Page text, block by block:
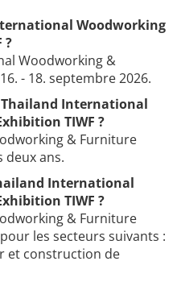
Woodworking
?
Woodworking &
- 18. septembre 2026.
International
TIWF ?
& Furniture
deux ans.
International
TIWF ?
& Furniture
les secteurs suivants :
et construction de